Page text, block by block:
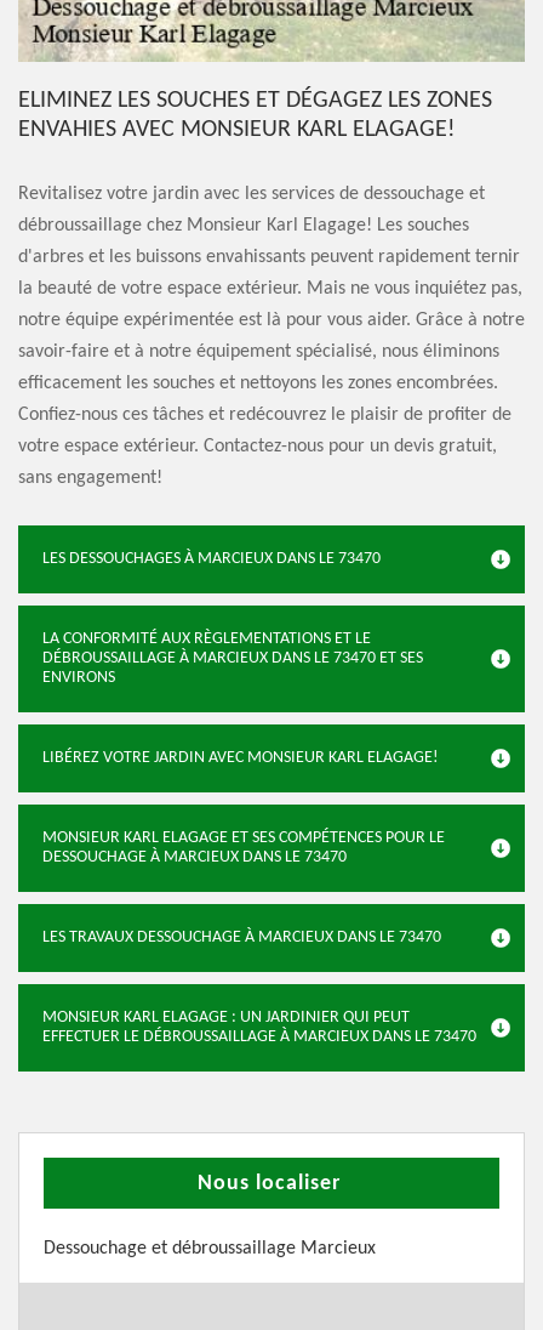
ELIMINEZ LES SOUCHES ET DÉGAGEZ LES ZONES
ENVAHIES AVEC MONSIEUR KARL ELAGAGE!
Revitalisez votre jardin avec les services de dessouchage et
débroussaillage chez Monsieur Karl Elagage! Les souches
d'arbres et les buissons envahissants peuvent rapidement ternir
la beauté de votre espace extérieur. Mais ne vous inquiétez pas,
notre équipe expérimentée est là pour vous aider. Grâce à notre
savoir-faire et à notre équipement spécialisé, nous éliminons
efficacement les souches et nettoyons les zones encombrées.
Confiez-nous ces tâches et redécouvrez le plaisir de profiter de
votre espace extérieur. Contactez-nous pour un devis gratuit,
sans engagement!
LES DESSOUCHAGES À MARCIEUX DANS LE 73470
LA CONFORMITÉ AUX RÈGLEMENTATIONS ET LE
DÉBROUSSAILLAGE À MARCIEUX DANS LE 73470 ET SES
ENVIRONS
LIBÉREZ VOTRE JARDIN AVEC MONSIEUR KARL ELAGAGE!
MONSIEUR KARL ELAGAGE ET SES COMPÉTENCES POUR LE
DESSOUCHAGE À MARCIEUX DANS LE 73470
LES TRAVAUX DESSOUCHAGE À MARCIEUX DANS LE 73470
MONSIEUR KARL ELAGAGE : UN JARDINIER QUI PEUT
EFFECTUER LE DÉBROUSSAILLAGE À MARCIEUX DANS LE 73470
Nous localiser
Dessouchage et débroussaillage Marcieux